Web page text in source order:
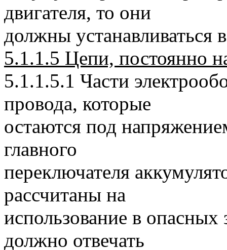
двигателя, то они
должны устанавливаться
5.1.1.5 Цепи, постоянно
5.1.1.5.1 Части
провода, которые
остаются под
главного
переключателя
рассчитаны на
использование в опасных
должно отвечать